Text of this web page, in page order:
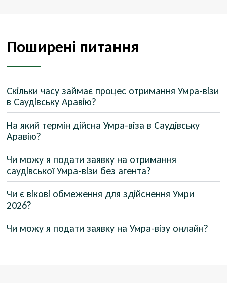
Поширені питання
Скільки часу займає процес отримання Умра-візи
в Саудівську Аравію?
На який термін дійсна Умра-віза в Саудівську
Аравію?
Чи можу я подати заявку на отримання
саудівської Умра-візи без агента?
Чи є вікові обмеження для здійснення Умри
2026?
Чи можу я подати заявку на Умра-візу онлайн?